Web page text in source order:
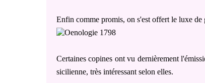
Enfin comme promis, on s'est offert le luxe de
Certaines copines ont vu dernièrement
sicilienne, très intéressant selon elles.